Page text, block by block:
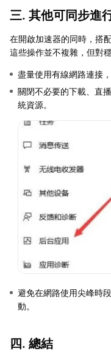
三. 其他可同步進
在開啟加速器的同時，搭
這些操作並不複雜，但對
盡量使用有線網路連接
關閉不必要的下載、直
統資源。
避免在網路使用尖峰時
動。
四. 總結